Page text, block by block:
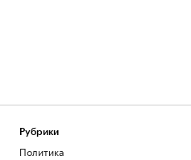
Рубрики
Политика